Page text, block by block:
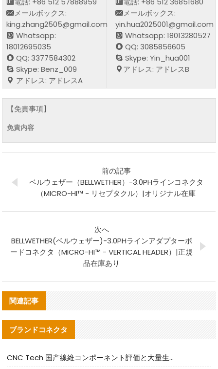
メールボックス:
king.zhang2505@gmail.com
Whatsapp:
18012695035
QQ: 3377584302
Skype: Benz_009
アドレス: アドレスA
メールボックス:
yin.hua2025001@gmail.com
Whatsapp: 18013280527
QQ: 3085856605
Skype: Yin_hua001
アドレス: アドレスB
【免責事項】
免責内容
前の記事
ベルウェザー（BELLWETHER）-3.0PHラインコネクタ
（MICRO-HI™ - リセプタクル）|オリジナル在庫
次へ
BELLWETHER(ベルウェザー)-3.0PHラインアダプターボ
ードコネクタ（MICRO-HI™ - VERTICAL HEADER）|正規
品在庫あり
関連記事
ブランドコネクタ
CNC Tech 国产線維コンポーネント評価と大量生産適合ガイド